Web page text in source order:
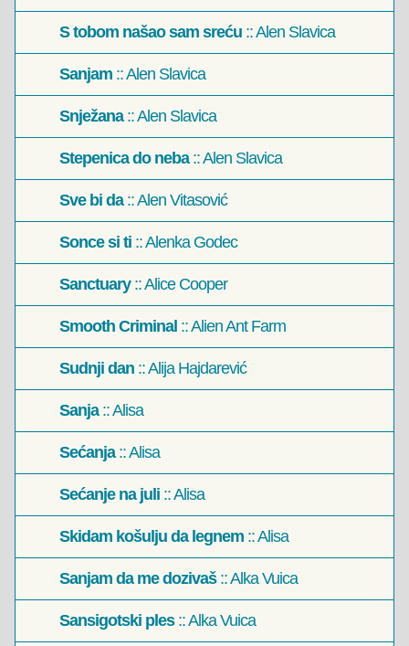
S tobom našao sam sreću :: Alen Slavica
Sanjam :: Alen Slavica
Snježana:: Alen Slavica
Stepenica do neba:: Alen Slavica
Sve bi da:: Alen Vitasović
Sonce si ti :: Alenka Godec
Sanctuary:: Alice Cooper
Smooth Criminal :: Alien Ant Farm
Sudnji dan :: Alija Hajdarević
Sanja:: Alisa
Sećanja:: Alisa
Sećanje na juli :: Alisa
Skidam košulju da legnem :: Alisa
Sanjam da me dozivaš:: Alka Vuica
Sansigotski ples:: Alka Vuica